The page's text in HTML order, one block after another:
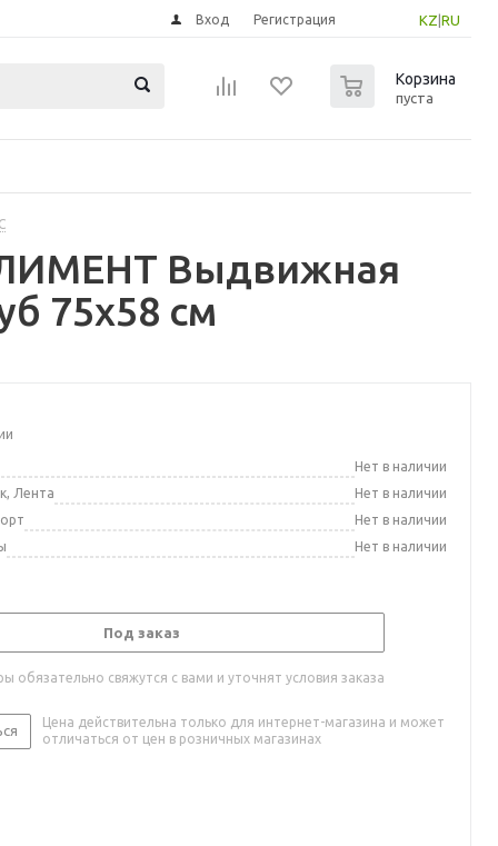
KZ RU
Вход Регистрация
Корзина
пуста
Выдвижная
75x58 см
Нет в наличии
Лента
Нет в наличии
Нет в наличии
Нет в наличии
Под заказ
обязательно свяжутся с вами и уточнят условия заказа
Цена действительна только для интернет-магазина и может
отличаться от цен в розничных магазинах